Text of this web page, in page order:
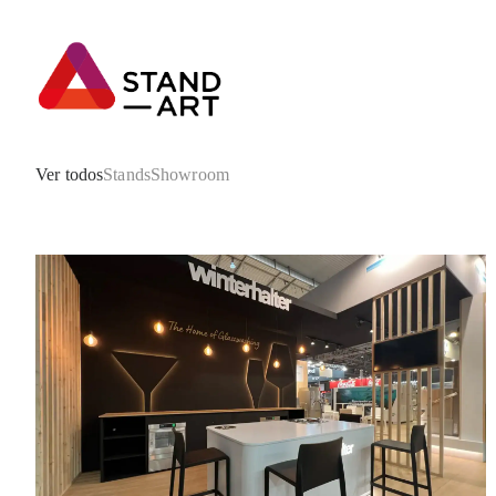
Ver todosStandsShowroom